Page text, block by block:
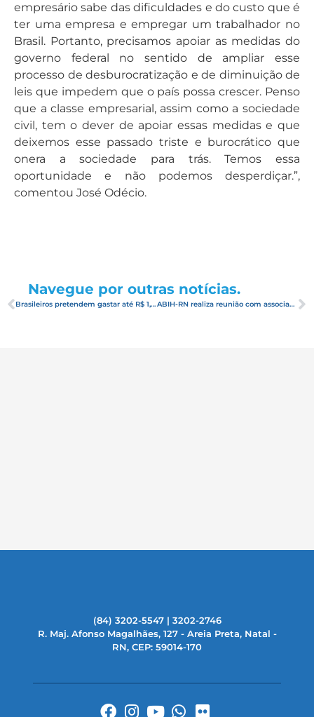
empresário sabe das dificuldades e do custo que é
ter uma empresa e empregar um trabalhador no
Brasil. Portanto, precisamos apoiar as medidas do
governo federal no sentido de ampliar esse
processo de desburocratização e de diminuição de
leis que impedem que o país possa crescer. Penso
que a classe empresarial, assim como a sociedade
civil, tem o dever de apoiar essas medidas e que
deixemos esse passado triste e burocrático que
onera a sociedade para trás. Temos essa
oportunidade e não podemos desperdiçar.”,
comentou José Odécio.
Navegue por outras notícias.
Brasileiros pretendem gastar até R$ 1,5 mil no Carnaval, diz pesquisa ABIH-RN realiza reunião com associados sobre ações de promoção do primeiro semestre de 2020
(84) 3202-5547 | 3202-2746
R. Maj. Afonso Magalhães, 127 - Areia Preta, Natal -
RN, CEP: 59014-170